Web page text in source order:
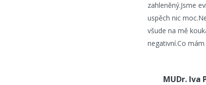
zahleněný.Jsme
uspěch nic
všude na mě
negativní.Co
MUDr. Iva